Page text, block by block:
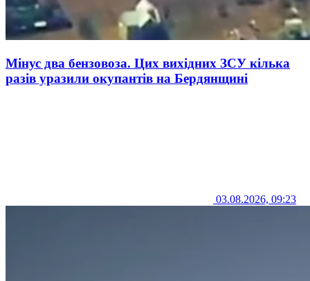
Мінус два бензовоза. Цих вихідних ЗСУ кілька
разів уразили окупантів на Бердянщині
03.08.2026, 09:23